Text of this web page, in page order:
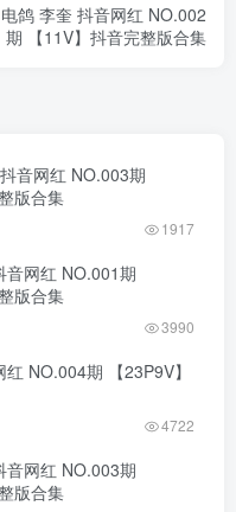
电鸽 李奎 抖音网红 NO.002
期 【11V】抖音完整版合集
音网红 NO.003期
版合集
1917
音网红 NO.001期
版合集
3990
NO.004期 【23P9V】
4722
音网红 NO.003期
版合集